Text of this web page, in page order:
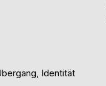
Identität